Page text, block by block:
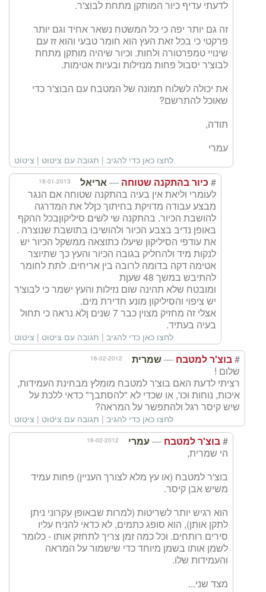
לדעתי עדיף כיור המותקן מתחת לבוצ'ר.
זה גם יותר יפה כי כל המשטח נשאר אחיד וגם יותר
פרקטי כי בכל זאת העץ הוא חומר טבעי והוא זז עם
שינויי טמפרטורה ולחות. וכיור שיהיה מותקן מתחת
לבוצ'ר יסבול פחות מנזילות ובעיות אטימות.
את יכולה לשלוח תמונה של המטבח עם הבוצ'ר כדי
שאוכל להתרשם?
תודה,
עמרי
לחצו כאן כדי להגיב | תגובה עם ציטוט | ציטוט
# כיור בהתקנה שטוחה — אריאל 18-01-2013
לעומרי וליאת אין בעיה בהתקנה שטוחה אם הנגר
מבצע עבודה מדויקת בחיתוך כןלל את המדרגה
להושבת הכיור. בהתקנה שי לשים סיליקוןבכל ההקף
באופן נדיב בצבע הכיור ולהושיבו בתושבת שנוצרה .
את עודפי הסיליקון שיעלו כתוצאה ממשקל הכיור יש
לנקות מיד ולהחליק בגובה הכיור והעץ כך שתיוצר
אטימה דקה בדומה לרובה בין אריחים. לתת לחומר
להתיבש במשך 48 שעןת
ומובטח שלא תהינה שום נזילות והעץ ישמר כי לבוצ'ר
יש ציפוי והסיליקון מונע חדירת מים.
אצלי זה מחזיק מצוין כבר 7 שנים ןלא נראה כי תחול
בעיה בעתיד.
לחצו כאן כדי להגיב | תגובה עם ציטוט | ציטוט
# בוצ'ר למטבח — שמרית 16-02-2012
שלום !
רציתי לדעת האם בוצ'ר למטבח מומלץ מבחינת העמידות,
איכות, נוחות וכו', או שכדי לא "להסתבך" כדאי ללכת על
שיש קיסר רגל ולהתפשר על המראה?
לחצו כאן כדי להגיב | תגובה עם ציטוט | ציטוט
# בוצ'ר למטבח — עמרי 16-02-2012
הי שמרית,
בוצ'ר למטבח (או עץ מלא לצורך העניין) פחות עמיד
משיש אבן קיסר.
הוא רגיש יותר לשריטות (למרות שבאופן עקרוני ניתן
לתקן אותן), הוא סופג כתמים, לא כדאי להניח עליו
סירים רותחים. וכל כמה זמן צריך לתחזק אותו - כלומר
לשמן אותו בשמן מיוחד כדי שישמור על המראה
והעמידות שלו.
מצד שני...